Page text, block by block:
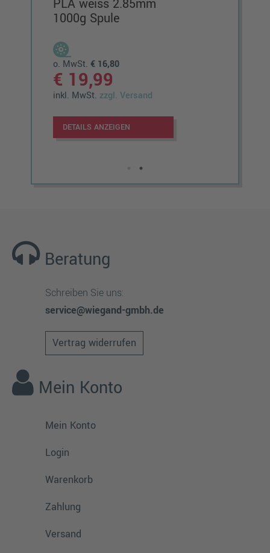
PLA weiss 2.85mm
1000g Spule
o. MwSt.€ 16,80
€ 19,99
inkl. MwSt. zzgl. Versand
DETAILS ANZEIGEN
Beratung
Schreiben Sie uns:
service@wiegand-gmbh.de
Vertrag widerrufen
Mein Konto
Mein Konto
Login
Warenkorb
Zahlung
Versand